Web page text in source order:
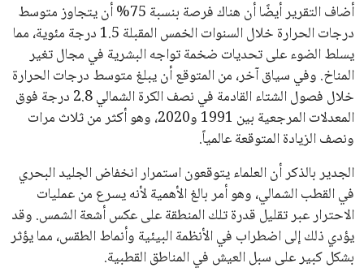
أضاف التقرير أيضًا أن هناك فرصة بنسبة 75% أن يتجاوز متوسط
درجات الحرارة خلال السنوات الخمس المقبلة 1.5 درجة مئوية، مما
يسلط الضوء على تحديات ضخمة تواجه البشرية في مجال تغير
المناخ. وفي سياق آخر، من المتوقع أن يبلغ متوسط درجات الحرارة
خلال فصول الشتاء القادمة في نصف الكرة الشمالي 2.8 درجة فوق
المعدلات المرجعية بين 1991 و2020، وهو أكثر من ثلاث مرات
ونصف الزيادة المتوقعة عالمياً.
الجدير بالذكر أن العلماء يتوقعون استمرار انخفاض الجليد البحري
في القطب الشمالي، وهو أمر بالغ الأهمية لأنه يسرع من عمليات
الاحترار عبر تقليل قدرة تلك المنطقة على عكس أشعة الشمس. وقد
يؤدي ذلك إلى اضطراب في الأنظمة البيئية وأنماط الطقس، مما يؤثر
بشكل كبير على سبل العيش في المناطق القطبية.